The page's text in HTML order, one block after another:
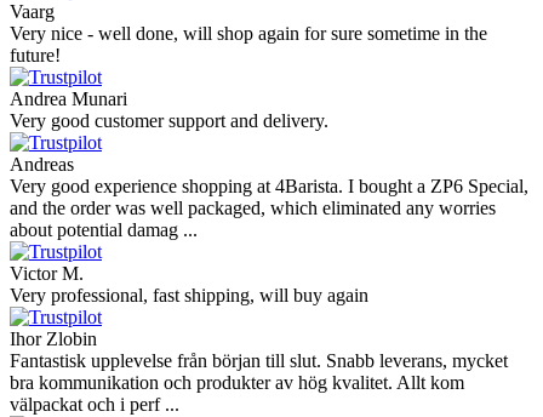
Vaarg
Very nice - well done, will shop again for sure sometime in the
future!
Andrea Munari
Very good customer support and delivery.
Andreas
Very good experience shopping at 4Barista. I bought a ZP6 Special,
and the order was well packaged, which eliminated any worries
about potential damag ...
Victor M.
Very professional, fast shipping, will buy again
Ihor Zlobin
Fantastisk upplevelse från början till slut. Snabb leverans, mycket
bra kommunikation och produkter av hög kvalitet. Allt kom
välpackat och i perf ...